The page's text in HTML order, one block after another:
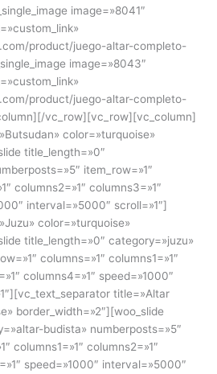
image=»8041″
product/juego-altar-completo-
image=»8043″
product/juego-altar-completo-
vc_row][vc_row][vc_column]
color=»turquoise»
title_length=»0″
item_row=»1″
columns2=»1″ columns3=»1″
interval=»5000″ scroll=»1″]
color=»turquoise»
title_length=»0″ category=»juzu»
columns=»1″ columns1=»1″
columns4=»1″ speed=»1000″
title=»Altar
border_width=»2″][woo_slide
budista» numberposts=»5″
columns1=»1″ columns2=»1″
speed=»1000″ interval=»5000″